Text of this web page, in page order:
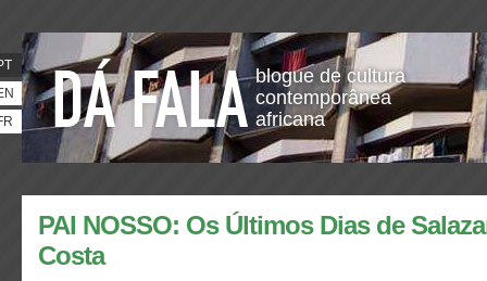
blogue de cultura
contemporânea
africana
PAI NOSSO: Os Últimos Dias de
Costa